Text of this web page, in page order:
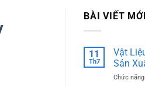
BÀI VIẾT MỚI
11
Th7
Vật
Sản
Chức